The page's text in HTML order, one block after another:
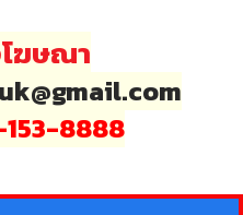
ฆษณา
8888